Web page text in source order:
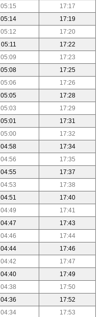
05:15
17:17
05:14
17:19
05:12
17:20
05:11
17:22
05:09
17:23
05:08
17:25
05:06
17:26
05:05
17:28
05:03
17:29
05:01
17:31
05:00
17:32
04:58
17:34
04:56
17:35
04:55
17:37
04:53
17:38
04:51
17:40
04:49
17:41
04:47
17:43
04:46
17:44
04:44
17:46
04:42
17:47
04:40
17:49
04:38
17:50
04:36
17:52
04:34
17:53